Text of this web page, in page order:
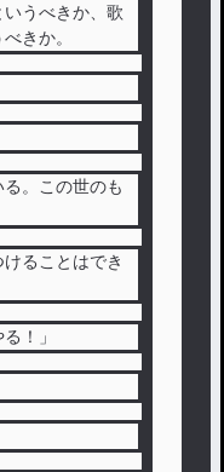
うべきか、歌
きか。
。この世のも
けることはでき
！」